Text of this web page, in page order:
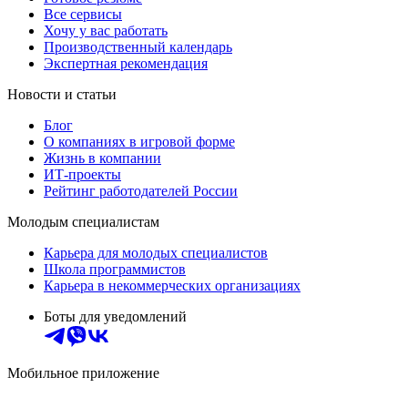
Все сервисы
Хочу у вас работать
Производственный календарь
Экспертная рекомендация
Новости и статьи
Блог
О компаниях в игровой форме
Жизнь в компании
ИТ-проекты
Рейтинг работодателей России
Молодым специалистам
Карьера для молодых специалистов
Школа программистов
Карьера в некоммерческих организациях
Боты для уведомлений
Мобильное приложение